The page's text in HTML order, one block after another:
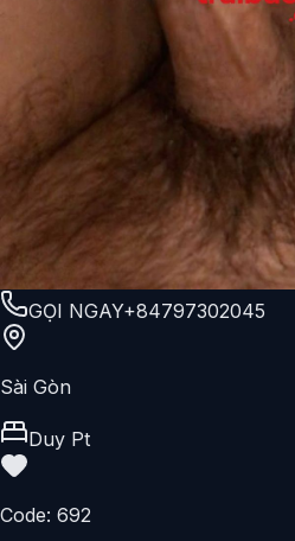
GỌI NGAY+84797302045
Sài Gòn
Duy Pt
Code: 692